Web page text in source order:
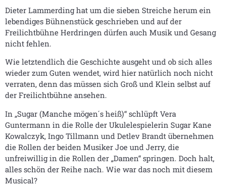
Dieter Lammerding hat um die sieben Streiche herum ein
lebendiges Bühnenstück geschrieben und auf der
Freilichtbühne Herdringen dürfen auch Musik und Gesang
nicht fehlen.
Wie letztendlich die Geschichte ausgeht und ob sich alles
wieder zum Guten wendet, wird hier natürlich noch nicht
verraten, denn das müssen sich Groß und Klein selbst auf
der Freilichtbühne ansehen.
In „Sugar (Manche mögen´s heiß)“ schlüpft Vera
Guntermann in die Rolle der Ukulelespielerin Sugar Kane
Kowalczyk, Ingo Tillmann und Detlev Brandt übernehmen
die Rollen der beiden Musiker Joe und Jerry, die
unfreiwillig in die Rollen der „Damen“ springen. Doch halt,
alles schön der Reihe nach. Wie war das noch mit diesem
Musical?